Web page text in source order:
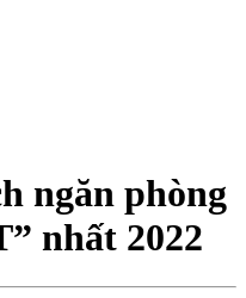
ngăn phòng
nhất 2022